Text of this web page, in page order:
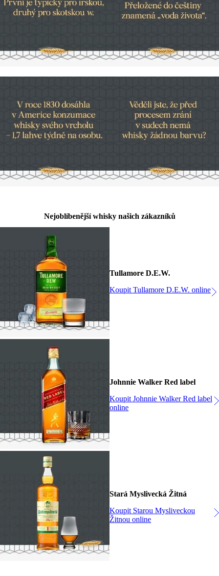
Nejoblíbenější whisky našich zákazníků
Tullamore D.E.W.
Koupit Tullamore D.E.W. online
Johnnie Walker Red label
Koupit Johnnie Walker Red label
online
Stará Myslivecká Žitná
Koupit Starou Mysliveckou
Žitnou online